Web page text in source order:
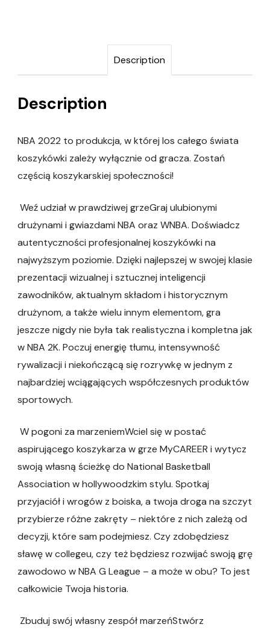
Description
Description
NBA 2022 to produkcja, w której los całego świata
koszykówki zależy wyłącznie od gracza. Zostań
częścią koszykarskiej społeczności!
Weź udział w prawdziwej grzeGraj ulubionymi
drużynami i gwiazdami NBA oraz WNBA. Doświadcz
autentyczności profesjonalnej koszykówki na
najwyższym poziomie. Dzięki najlepszej w swojej klasie
prezentacji wizualnej i sztucznej inteligencji
zawodników, aktualnym składom i historycznym
drużynom, a także wielu innym elementom, gra
jeszcze nigdy nie była tak realistyczna i kompletna jak
w NBA 2K. Poczuj energię tłumu, intensywność
rywalizacji i niekończącą się rozrywkę w jednym z
najbardziej wciągających współczesnych produktów
sportowych.
W pogoni za marzeniemWciel się w postać
aspirującego koszykarza w grze MyCAREER i wytycz
swoją własną ścieżkę do National Basketball
Association w hollywoodzkim stylu. Spotkaj
przyjaciół i wrogów z boiska, a twoja droga na szczyt
przybierze różne zakręty – niektóre z nich zależą od
decyzji, które sam podejmiesz. Czy zdobędziesz
sławę w collegeu, czy też będziesz rozwijać swoją grę
zawodowo w NBA G League – a może w obu? To jest
całkowicie Twoja historia.
Zbuduj swój własny zespół marzeńStwórz